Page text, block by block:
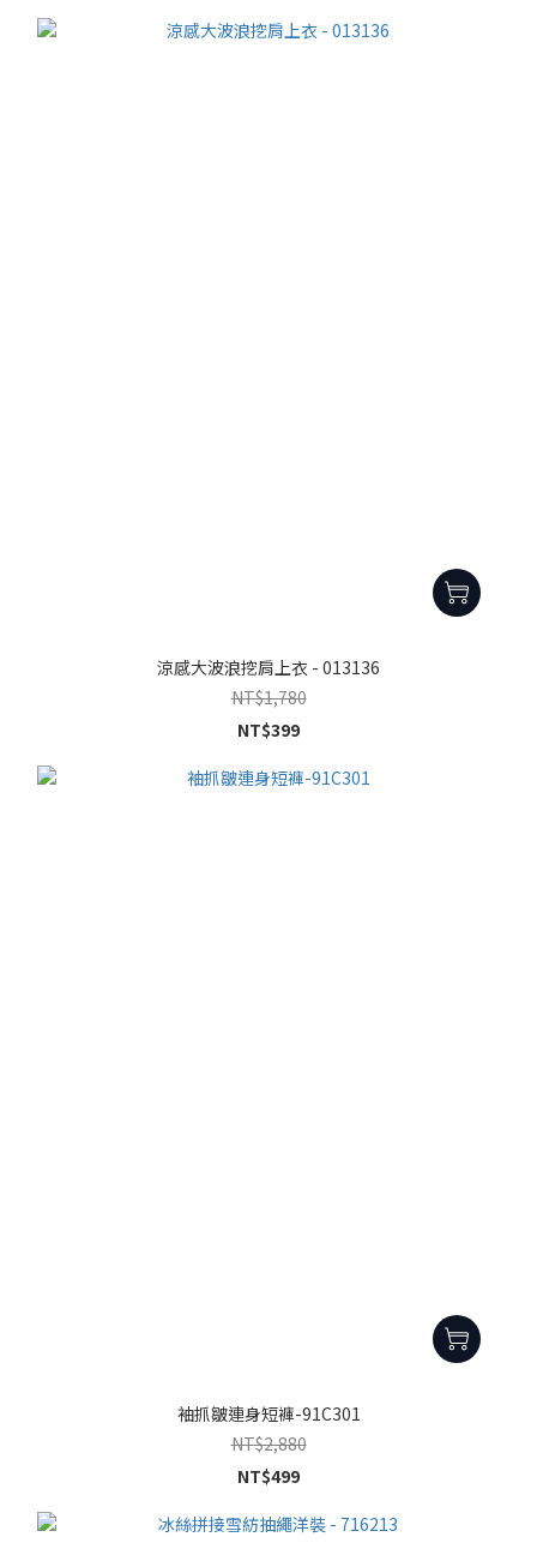
涼感大波浪挖肩上衣 - 013136
NT$1,780
NT$399
袖抓皺連身短褲-91C301
NT$2,880
NT$499